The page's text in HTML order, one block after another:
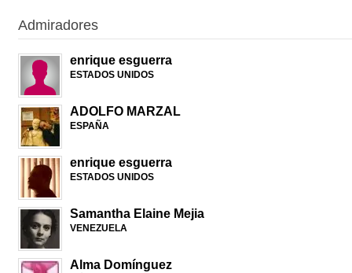
Admiradores
enrique esguerra
ESTADOS UNIDOS
ADOLFO MARZAL
ESPAÑA
enrique esguerra
ESTADOS UNIDOS
Samantha Elaine Mejia
VENEZUELA
Alma Domínguez